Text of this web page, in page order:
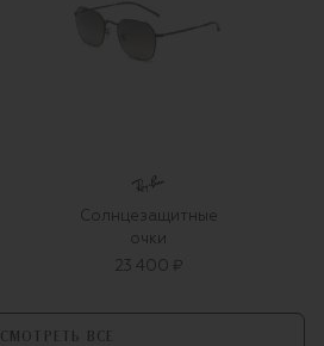
Солнцезащитные
очки
23 400 ₽
СМОТРЕТЬ ВСЕ